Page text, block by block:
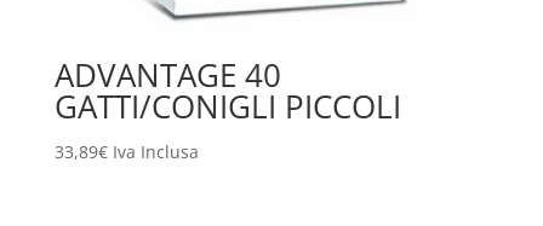
ADVANTAGE 40
GATTI/CONIGLI PICCOLI
33,89€ Iva Inclusa